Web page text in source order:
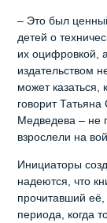
– Это был
детей о
их оцифровкой,
издательством
может
говорит
Медведева – не
взрослели на
Инициаторы
надеются, что
прочитавший её,
периода, когда